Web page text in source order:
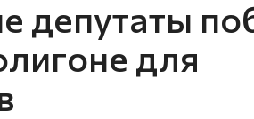
депутаты
для